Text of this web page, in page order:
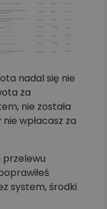
nadal się nie
za
nie została
wpłacasz za
przelewu
system, środki